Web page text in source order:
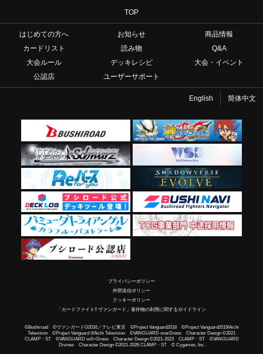
TOP
はじめての方へ お知らせ
商品情報
カードリスト
読み物
Q&A
大会ルール
デッキレシピ
大会・イベント
公認店
ユーザーサポート
English 简体中文
プライバシーポリシー
外部送信ポリシー
クッキーポリシー
「カードファイト!! ヴァンガード」著作物の利用に関するガイドライン
©Bushiroad ©ヴァンガードG2016／テレビ東京 ©Project Vanguard2018 ©Project Vanguard2019/Aichi
Television ©Project Vanguard if/Aichi Television ©VANGUARD overDress Character Design ©2021
CLAMP・ST ©VANGUARD will+Dress Character Design ©2021-2023 CLAMP・ST ©VANGUARD
Divinez Character Design ©2021-2026 CLAMP・ST © Cygames, Inc.